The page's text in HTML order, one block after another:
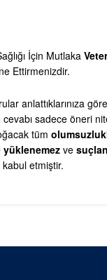
İçin Mutlaka
Ettirmenizdir.
anlattıklarınıza
sadece öneri
tüm
yüklenemez ve
etmiştir.